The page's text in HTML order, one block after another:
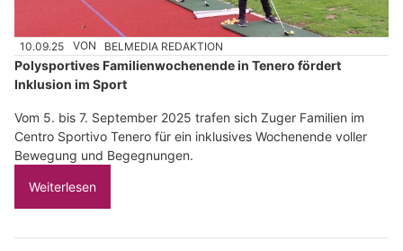
10.09.25 VON BELMEDIA REDAKTION
Polysportives Familienwochenende in Tenero fördert
Inklusion im Sport
Vom 5. bis 7. September 2025 trafen sich Zuger Familien im
Centro Sportivo Tenero für ein inklusives Wochenende voller
Bewegung und Begegnungen.
Weiterlesen